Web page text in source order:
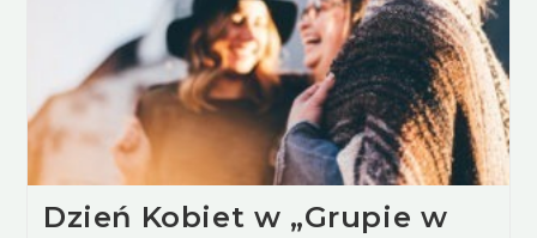
Dzień Kobiet w „Grupie w